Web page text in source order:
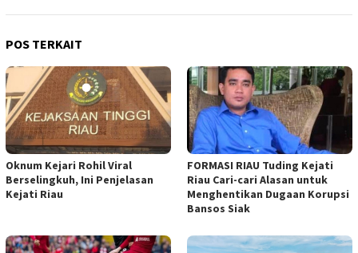
POS TERKAIT
Oknum Kejari Rohil Viral
Berselingkuh, Ini Penjelasan
Kejati Riau
FORMASI RIAU Tuding Kejati
Riau Cari-cari Alasan untuk
Menghentikan Dugaan Korupsi
Bansos Siak